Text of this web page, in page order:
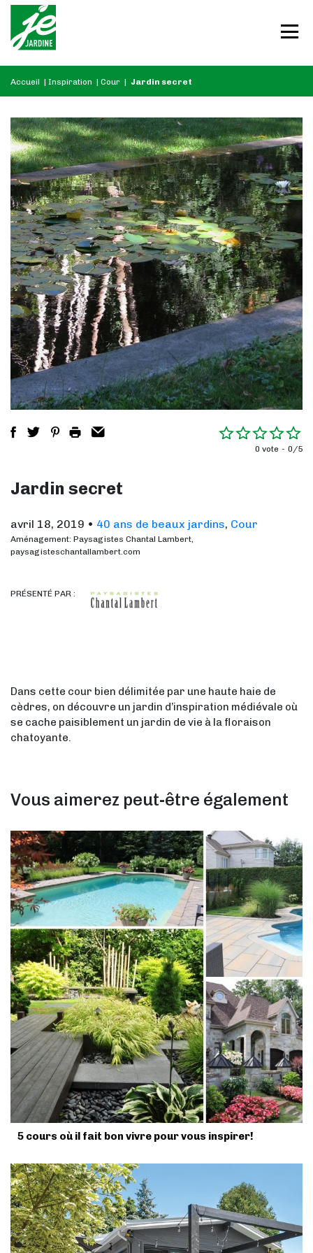
Accueil | Inspiration | Cour | Jardin secret
0 vote 0/5
Jardin secret
avril 18, 2019 • 40 ans de beaux jardins, Cour
Aménagement: Paysagistes Chantal Lambert,
paysagisteschantallambert.com
PRÉSENTÉ PAR :
Dans cette cour bien délimitée par une haute haie de
cèdres, on découvre un jardin d’inspiration médiévale où
se cache paisiblement un jardin de vie à la floraison
chatoyante.
Vous aimerez peut-être également
5 cours où il fait bon vivre pour vous inspirer!